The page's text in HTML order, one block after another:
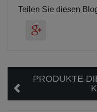
Teilen Sie diesen
PRODUKTE